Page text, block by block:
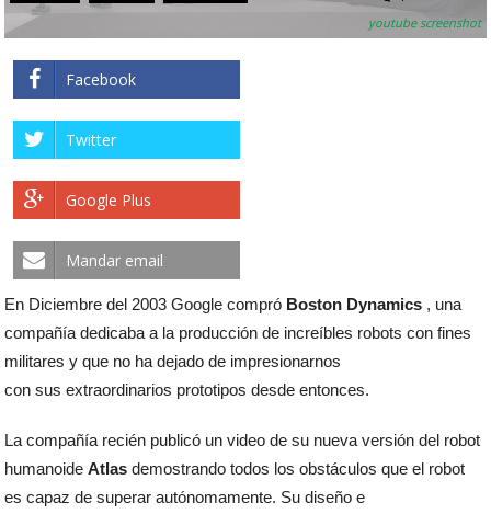
youtube screenshot
Facebook
Twitter
Google Plus
Mandar email
En Diciembre del 2003 Google compró Boston Dynamics , una
compañía dedicaba a la producción de increíbles robots con fines
militares y que no ha dejado de impresionarnos
con sus extraordinarios prototipos desde entonces.
La compañía recién publicó un video de su nueva versión del robot
humanoideAtlas demostrando todos los obstáculos que el robot
es capaz de superar autónomamente. Su diseño e